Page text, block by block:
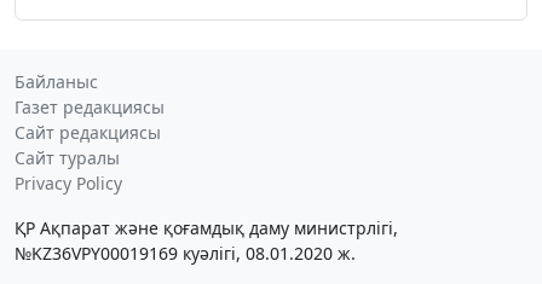
Байланыс
Газет редакциясы
Сайт редакциясы
Сайт туралы
Privacy Policy
ҚР Ақпарат және қоғамдық даму министрлігі,
№KZ36VPY00019169 куәлігі, 08.01.2020 ж.